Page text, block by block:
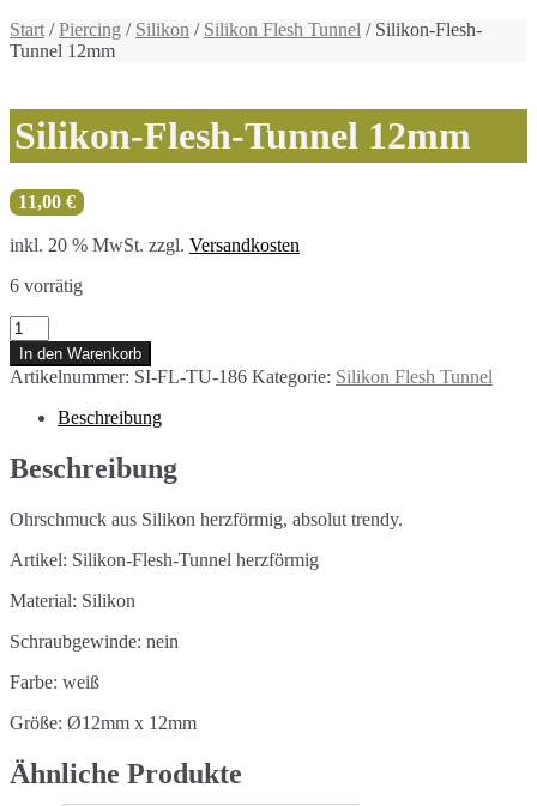
Start /Piercing / Silikon / Silikon Flesh Tunnel / Silikon-Flesh-
Tunnel 12mm
Silikon-Flesh-Tunnel 12mm
11,00 €
inkl. 20 % MwSt. zzgl. Versandkosten
6 vorrätig
Silikon-
Flesh-
Tunnel
12mm
Menge
In den Warenkorb
Artikelnummer: SI-FL-TU-186 Kategorie: Silikon Flesh Tunnel
Beschreibung
Beschreibung
Ohrschmuck aus Silikon herzförmig, absolut trendy.
Artikel: Silikon-Flesh-Tunnel herzförmig
Material: Silikon
Schraubgewinde: nein
Farbe: weiß
Größe: Ø12mm x 12mm
Ähnliche Produkte